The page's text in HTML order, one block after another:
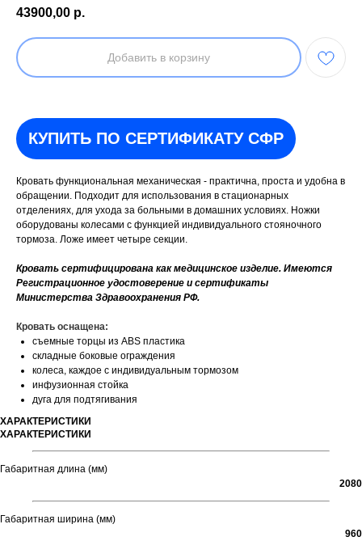
43900,00 р.
Добавить в корзину
КУПИТЬ ПО СЕРТИФИКАТУ СФР
Кровать функциональная механическая - практична, проста и удобна в
обращении. Подходит для использования в стационарных
отделениях, для ухода за больными в домашних условиях. Ножки
оборудованы колесами с функцией индивидуального стояночного
тормоза. Ложе имеет четыре секции.
Кровать сертифицирована как медицинское изделие. Имеются
Регистрационное удостоверение и сертификаты
Министерства Здравоохранения РФ.
Кровать оснащена:
съемные торцы из ABS пластика
складные боковые ограждения
колеса, каждое с индивидуальным тормозом
инфузионная стойка
дуга для подтягивания
ХАРАКТЕРИСТИКИ
ХАРАКТЕРИСТИКИ
Габаритная длина (мм)
2080
Габаритная ширина (мм)
960